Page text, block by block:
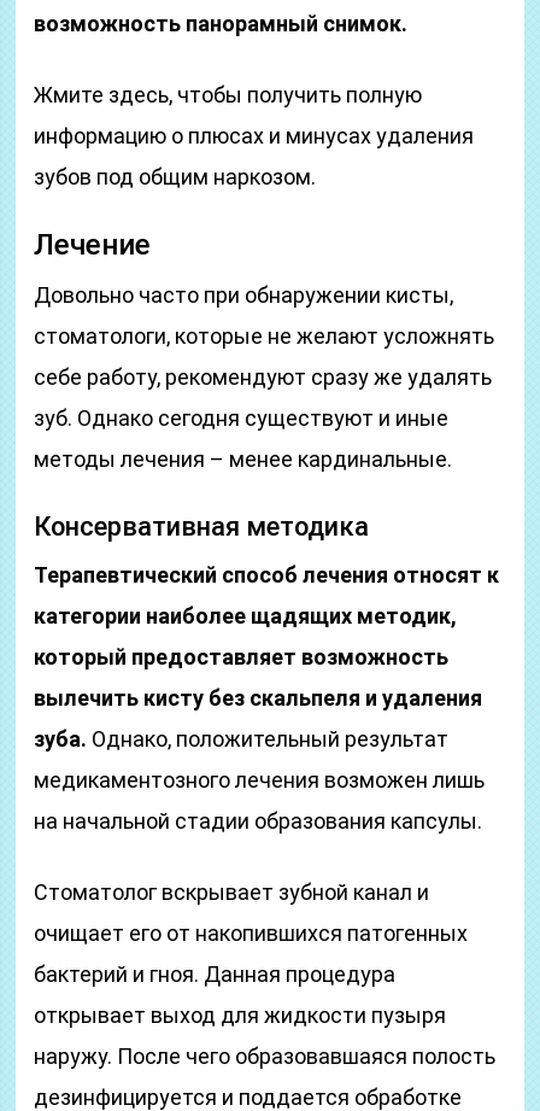
возможность панорамный снимок.
Жмите здесь, чтобы получить полную
информацию о плюсах и минусах удаления
зубов под общим наркозом.
Лечение
Довольно часто при обнаружении кисты,
стоматологи, которые не желают усложнять
себе работу, рекомендуют сразу же удалять
зуб. Однако сегодня существуют и иные
методы лечения – менее кардинальные.
Консервативная методика
Терапевтический способ лечения относят к
категории наиболее щадящих методик,
который предоставляет возможность
вылечить кисту без скальпеля и удаления
зуба. Однако, положительный результат
медикаментозного лечения возможен лишь
на начальной стадии образования капсулы.
Стоматолог вскрывает зубной канал и
очищает его от накопившихся патогенных
бактерий и гноя. Данная процедура
открывает выход для жидкости пузыря
наружу. После чего образовавшаяся полость
дезинфицируется и поддается обработке